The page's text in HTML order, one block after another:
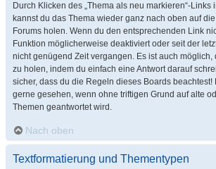
Durch Klicken des „Thema als neu markieren“-Links
kannst du das Thema wieder ganz nach oben auf
Forums holen. Wenn du den entsprechenden Link
Funktion möglicherweise deaktiviert oder seit der
nicht genügend Zeit vergangen. Es ist auch möglich,
zu holen, indem du einfach eine Antwort darauf
sicher, dass du die Regeln dieses Boards beachtest!
gerne gesehen, wenn ohne triftigen Grund auf alte
Themen geantwortet wird.
Nach oben
Textformatierung und Thementypen